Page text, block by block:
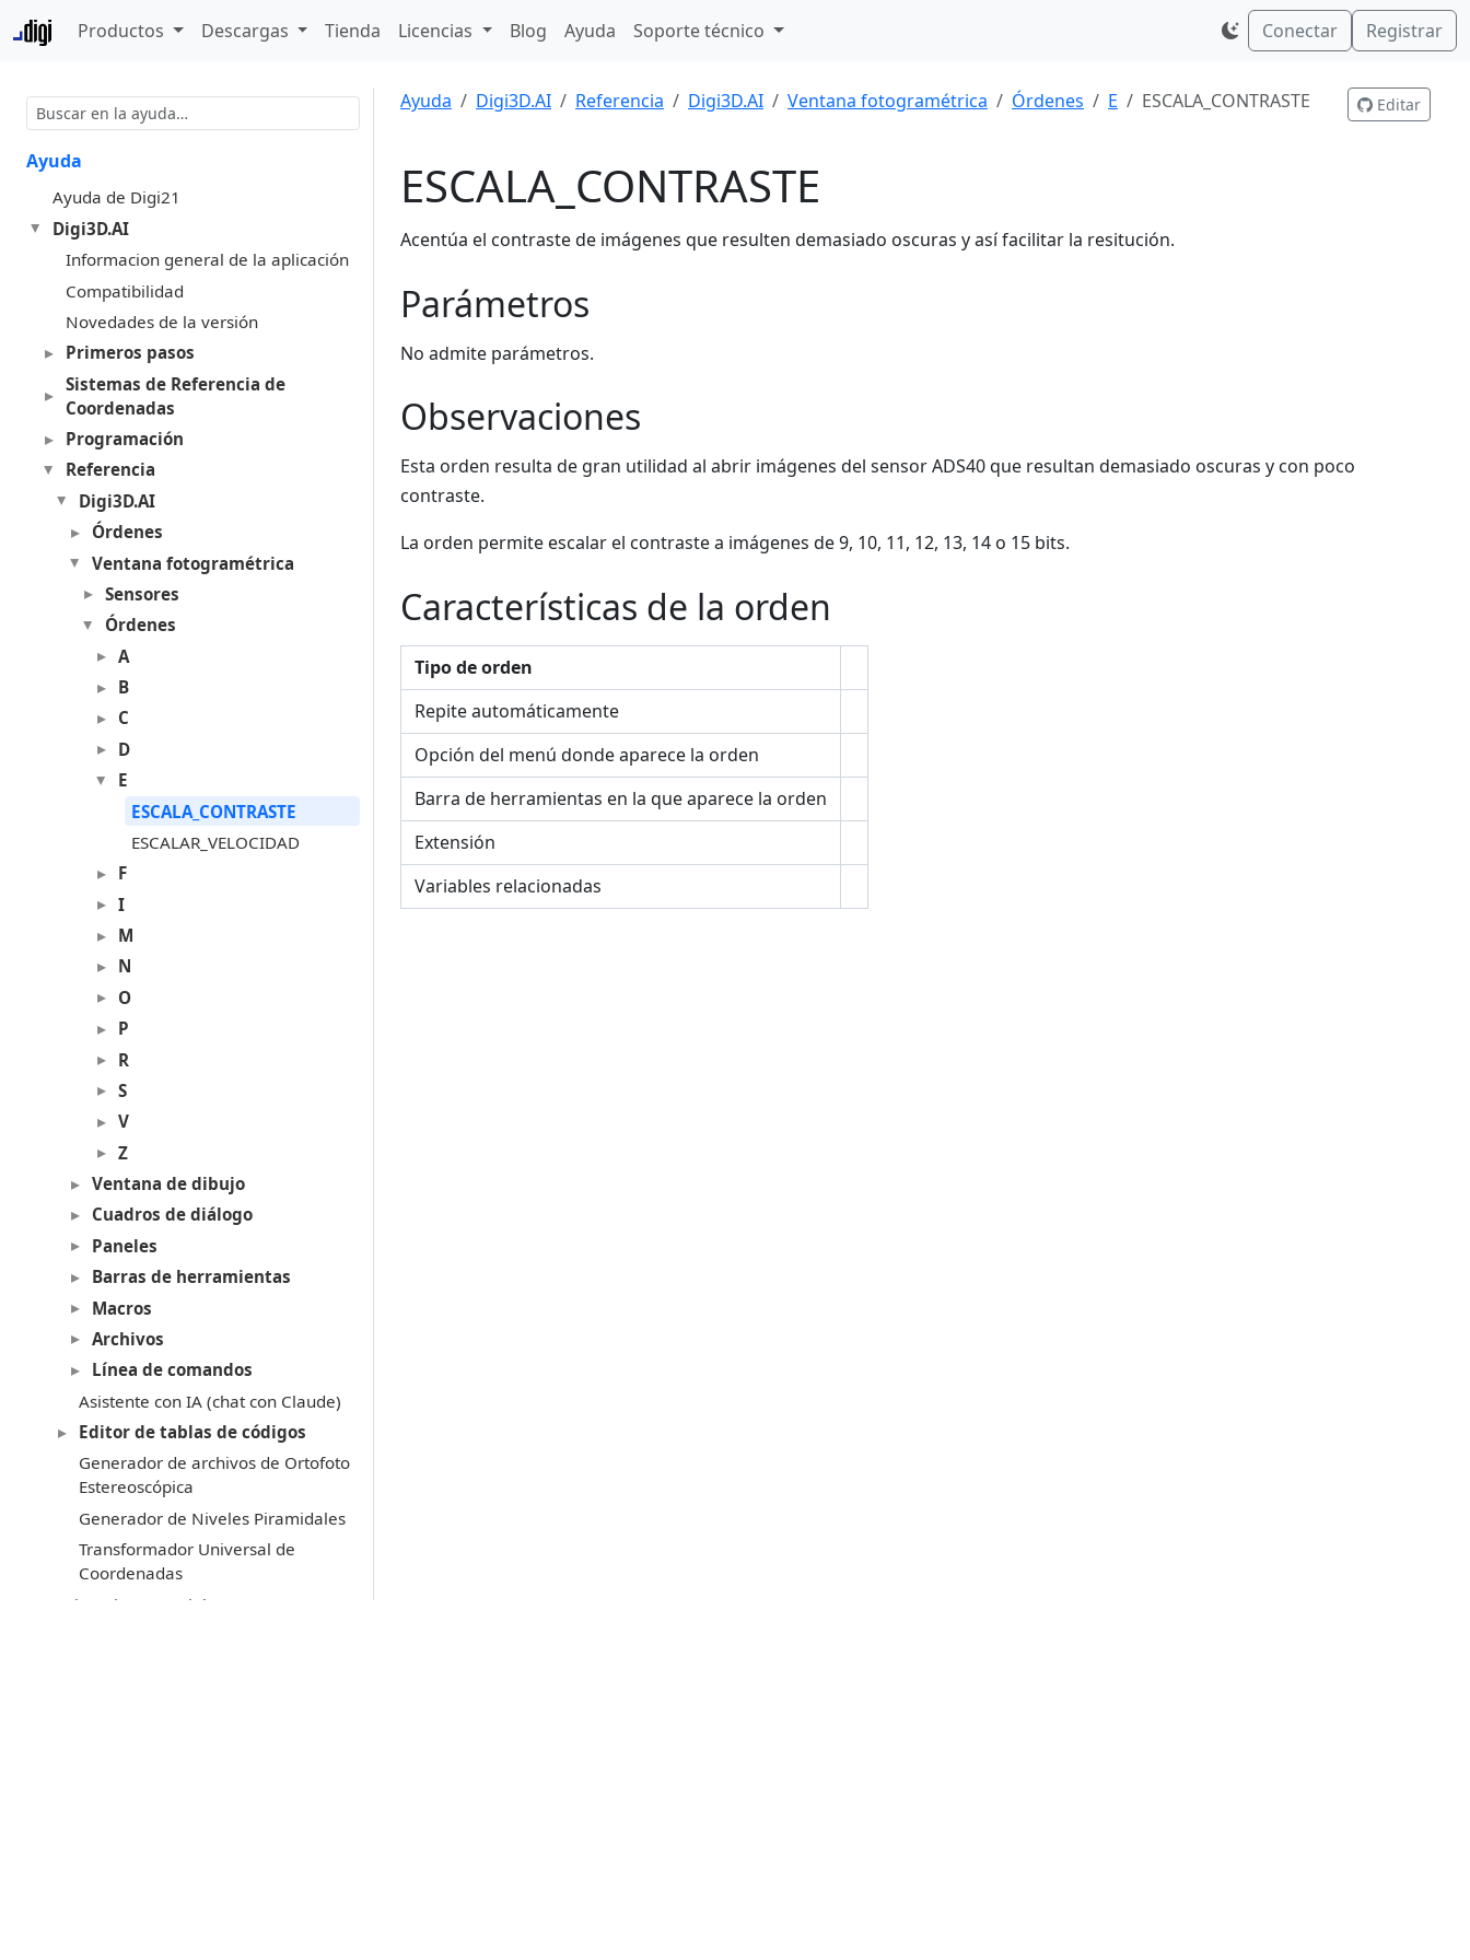
Productos Descargas Tienda Licencias Blog Ayuda Soporte técnico Conectar Registrar
Ayuda
Ayuda de Digi21
Digi3D.AI
Informacion general de la aplicación
Compatibilidad
Novedades de la versión
Primeros pasos
Sistemas de Referencia de
Coordenadas
Programación
Referencia
Digi3D.AI
Órdenes
Ventana fotogramétrica
Sensores
Órdenes
A
B
C
D
E
ESCALA_CONTRASTE
ESCALAR_VELOCIDAD
F
I
M
N
O
P
R
S
V
Z
Ventana de dibujo
Cuadros de diálogo
Paneles
Barras de herramientas
Macros
Archivos
Línea de comandos
Asistente con IA (chat con Claude)
Editor de tablas de códigos
Generador de archivos de Ortofoto
Estereoscópica
Generador de Niveles Piramidales
Transformador Universal de
Coordenadas
Licencia y copyright
Ayuda Digi3D.AI Referencia Digi3D.AI Ventana fotogramétrica Órdenes E ESCALA_CONTRASTE Editar
ESCALA_CONTRASTE
Acentúa el contraste de imágenes que resulten demasiado oscuras y así facilitar la resitución.
Parámetros
No admite parámetros.
Observaciones
Esta orden resulta de gran utilidad al abrir imágenes del sensor ADS40 que resultan demasiado oscuras y con poco
contraste.
La orden permite escalar el contraste a imágenes de 9, 10, 11, 12, 13, 14 o 15 bits.
Características de la orden
Tipo de orden
Repite automáticamente
Opción del menú donde aparece la orden
Barra de herramientas en la que aparece la orden
Extensión
Variables relacionadas